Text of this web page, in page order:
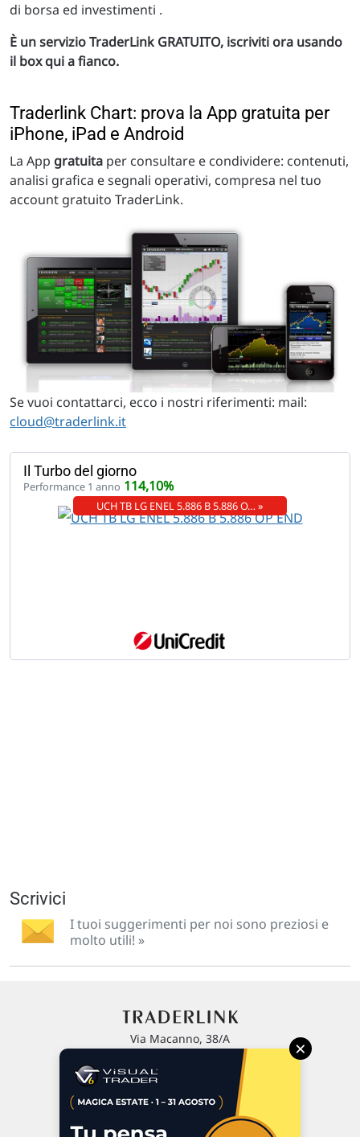
di borsa ed investimenti .
È un servizio TraderLink GRATUITO, iscriviti ora usando
il box qui a fianco.
Traderlink Chart: prova la App gratuita per
iPhone, iPad e Android
La App gratuita per consultare e condividere: contenuti,
analisi grafica e segnali operativi, compresa nel tuo
account gratuito TraderLink.
Se vuoi contattarci, ecco i nostri riferimenti: mail:
cloud@traderlink.it
Il Turbo del giorno
Performance 1 anno 114,10%
UCH TB LG ENEL 5.886 B 5.886 O… »
Scrivici
I tuoi suggerimenti per noi sono preziosi e
molto utili! »
Via Macanno, 38/A
P.IVA 02 452 460 401
×